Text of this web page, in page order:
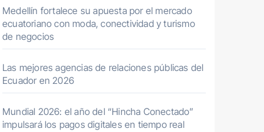
Medellín fortalece su apuesta por el mercado
ecuatoriano con moda, conectividad y turismo
de negocios
Las mejores agencias de relaciones públicas del
Ecuador en 2026
Mundial 2026: el año del “Hincha Conectado”
impulsará los pagos digitales en tiempo real